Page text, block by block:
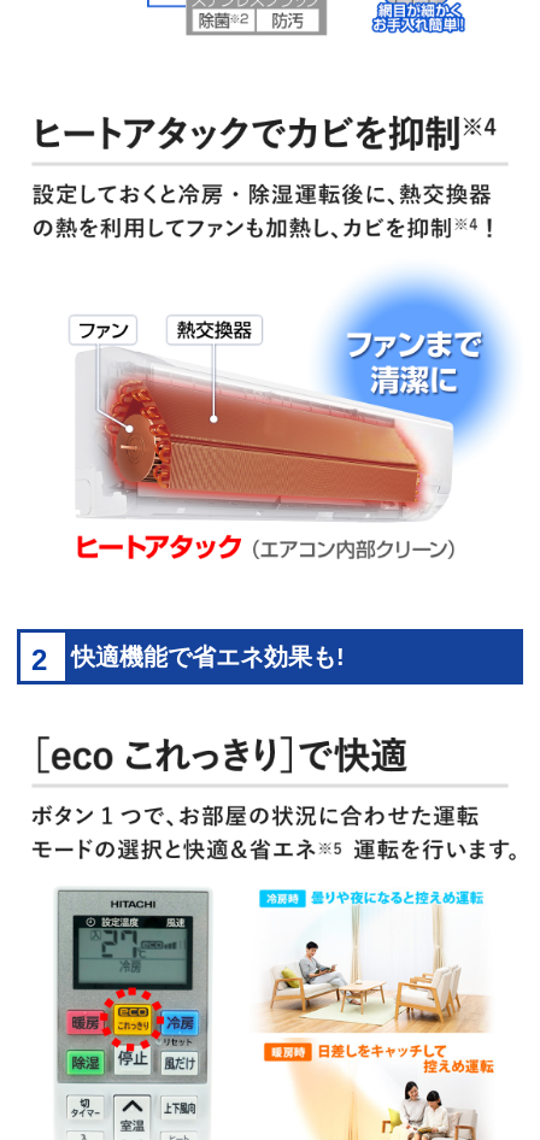
2 快適機能で省エネ効果も!